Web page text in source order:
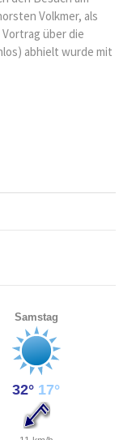
Volkmer, als
über die
abhielt wurde mit